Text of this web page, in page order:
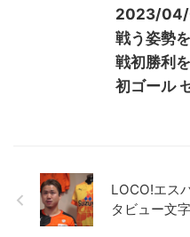
2023/04/
戦う姿勢
戦初勝利
初ゴール
LOCO!エス
タビュー文